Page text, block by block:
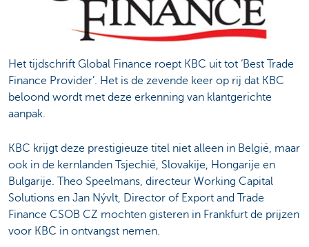
Het tijdschrift Global Finance roept KBC uit tot ‘Best Trade
Finance Provider’. Het is de zevende keer op rij dat KBC
beloond wordt met deze erkenning van klantgerichte
aanpak.
KBC krijgt deze prestigieuze titel niet alleen in België, maar
ook in de kernlanden Tsjechië, Slovakije, Hongarije en
Bulgarije. Theo Speelmans, directeur Working Capital
Solutions en Jan Nývlt, Director of Export and Trade
Finance CSOB CZ mochten gisteren in Frankfurt de prijzen
voor KBC in ontvangst nemen.